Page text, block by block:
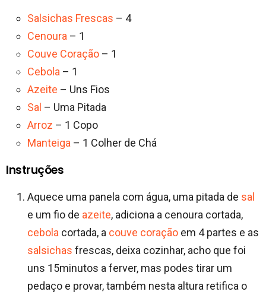
Salsichas Frescas – 4
Cenoura – 1
Couve Coração – 1
Cebola – 1
Azeite – Uns Fios
Sal – Uma Pitada
Arroz – 1 Copo
Manteiga – 1 Colher de Chá
Instruções
Aquece uma panela com água, uma pitada de sal
e um fio de azeite, adiciona a cenoura cortada,
cebola cortada, a couve coração em 4 partes e as
salsichas frescas, deixa cozinhar, acho que foi
uns 15minutos a ferver, mas podes tirar um
pedaço e provar, também nesta altura retifica o